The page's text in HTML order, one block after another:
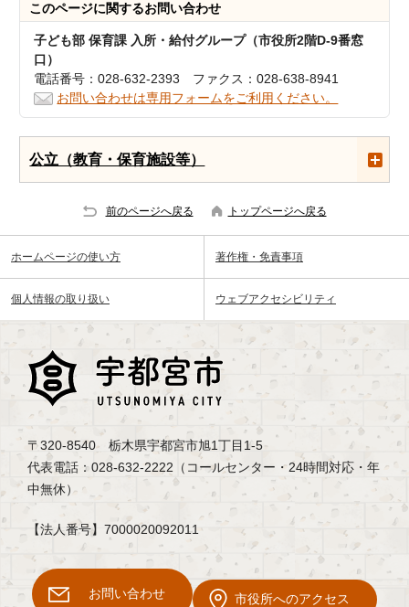
このページに関するお問い合わせ
子ども部 保育課 入所・給付グループ（市役所2階D-9番窓
口）
電話番号：028-632-2393 ファクス：028-638-8941
お問い合わせは専用フォームをご利用ください。
公立（教育・保育施設等）
前のページへ戻る トップページへ戻る
ホームページの使い方 著作権・免責事項
個人情報の取り扱い ウェブアクセシビリティ
〒320-8540 栃木県宇都宮市旭1丁目1-5
代表電話：028-632-2222（コールセンター・24時間対応・年
中無休）
【法人番号】7000020092011
お問い合わせ 市役所へのアクセス